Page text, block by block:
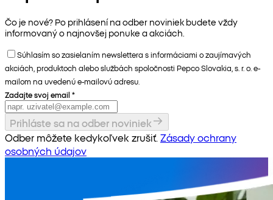
Čo je nové? Po prihlásení na odber noviniek budete vždy
informovaný o najnovšej ponuke a akciách.
Súhlasím so zasielaním newslettera s informáciami o zaujímavých
akciách, produktoch alebo službách spoločnosti Pepco Slovakia, s. r. o. e-
mailom na uvedenú e-mailovú adresu.
Zadajte svoj email *
Prihláste sa na odber noviniek
Odber môžete kedykoľvek zrušiť. Zásady ochrany
osobných údajov